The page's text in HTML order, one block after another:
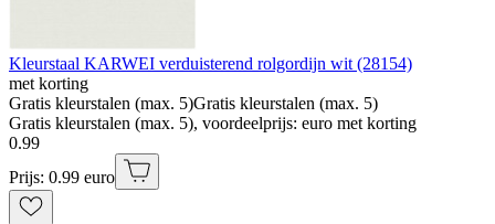
Kleurstaal KARWEI verduisterend rolgordijn wit (28154)
met korting
Gratis kleurstalen (max. 5)Gratis kleurstalen (max. 5)
Gratis kleurstalen (max. 5), voordeelprijs: euro met korting
0.99
Prijs: 0.99 euro